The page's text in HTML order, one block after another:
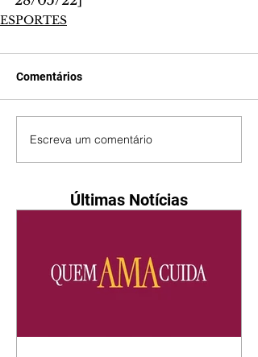
ESPORTES
Comentários
Escreva um comentário
Últimas Notícias